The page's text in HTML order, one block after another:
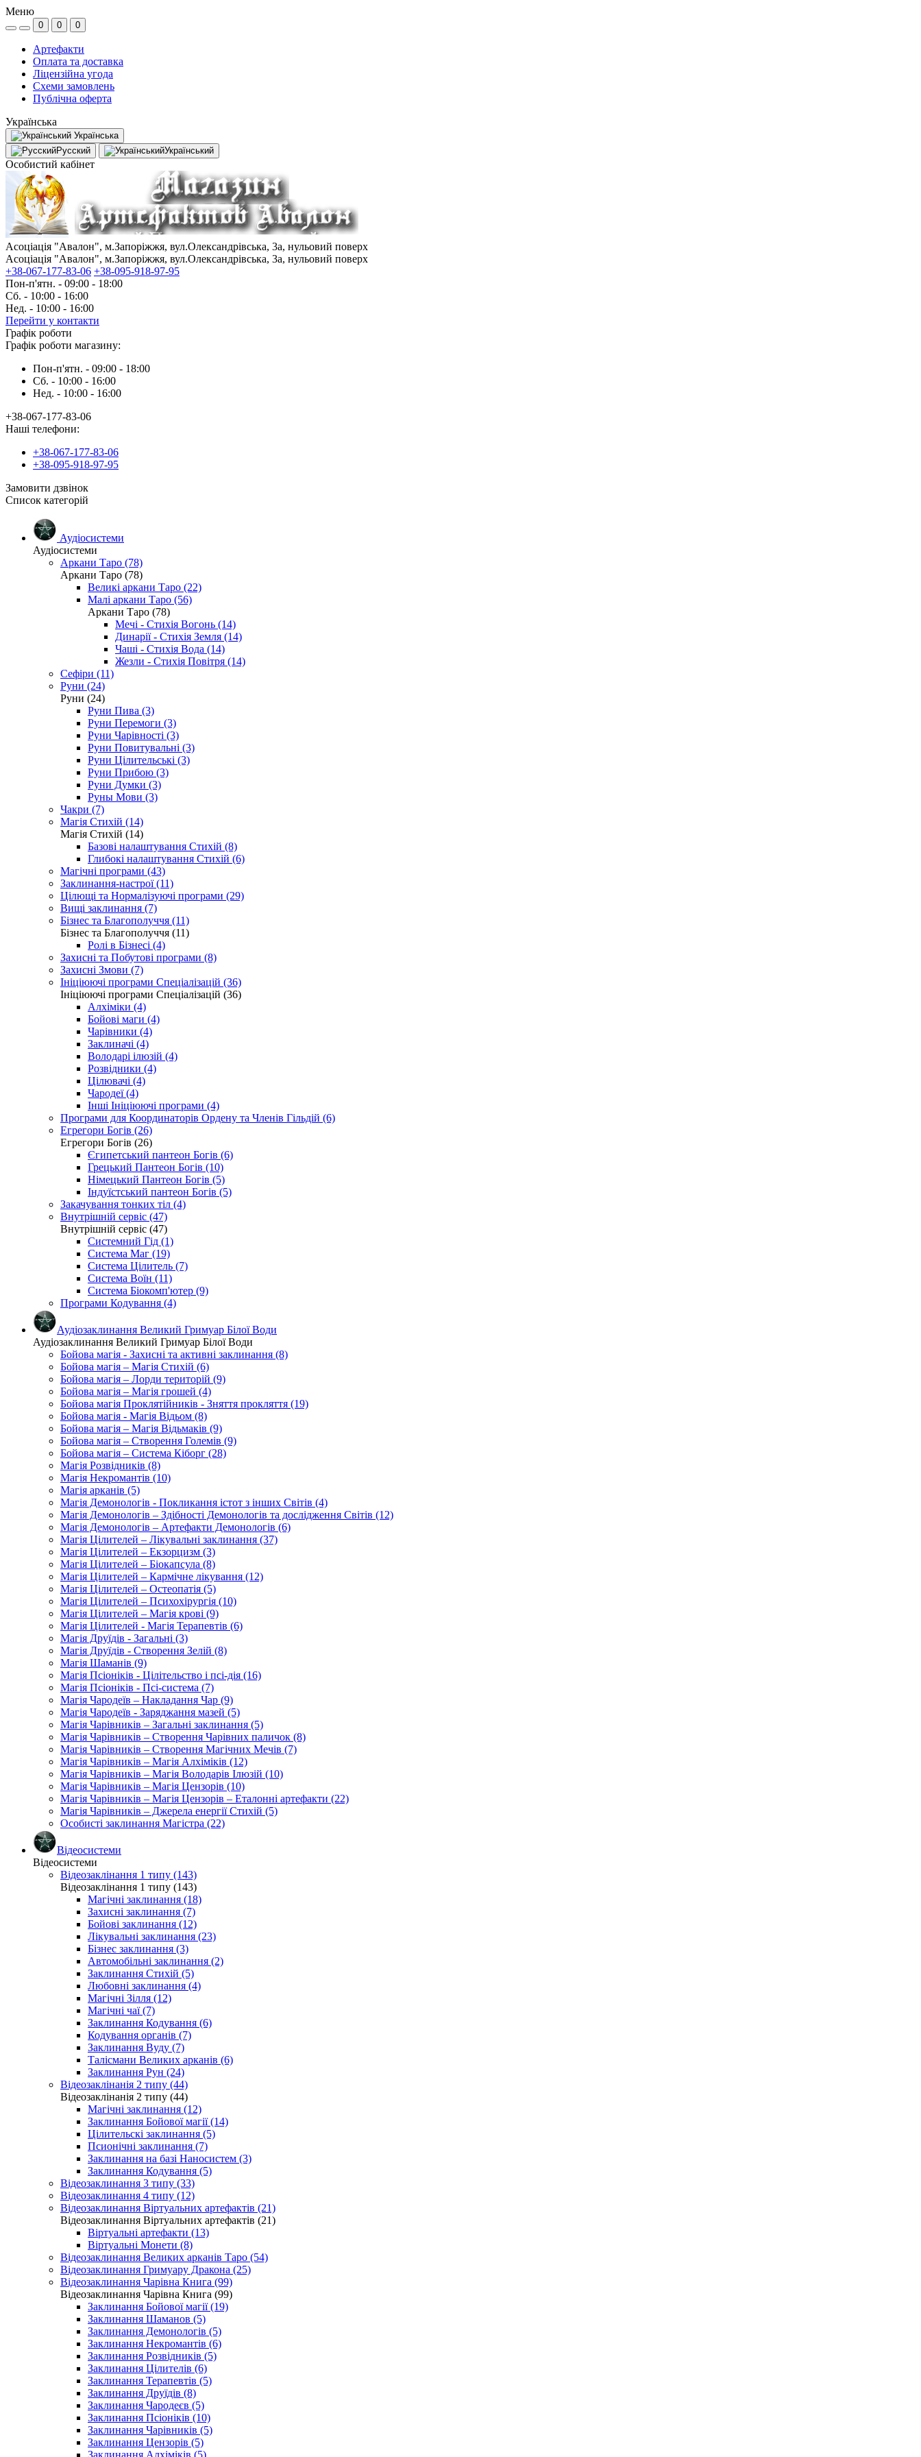
Меню
0 0 0
Артефакти
Оплата та доставка
Ліцензійна угода
Схеми замовлень
Публічна оферта
Українська
Українська
Русский
Український
Особистий кабінет
Асоціація "Авалон", м.Запоріжжя, вул.Олександрівська, 3а, нульовий поверх
Асоціація "Авалон", м.Запоріжжя, вул.Олександрівська, 3а, нульовий поверх
+38-067-177-83-06 +38-095-918-97-95
Пон-п'ятн. - 09:00 - 18:00
Сб. - 10:00 - 16:00
Нед. - 10:00 - 16:00
Перейти у контакти
Графік роботи
Графік роботи магазину:
Пон-п'ятн. - 09:00 - 18:00
Сб. - 10:00 - 16:00
Нед. - 10:00 - 16:00
+38-067-177-83-06
Наші телефони:
+38-067-177-83-06
+38-095-918-97-95
Замовити дзвінок
Список категорій
Аудіосистеми
Аудіосистеми
Аркани Таро (78)
Аркани Таро (78)
Великі аркани Таро (22)
Малі аркани Таро (56)
Аркани Таро (78)
Мечі - Стихія Вогонь (14)
Динарії - Стихія Земля (14)
Чаші - Стихія Вода (14)
Жезли - Стихія Повітря (14)
Сефіри (11)
Руни (24)
Руни (24)
Руни Пива (3)
Руни Перемоги (3)
Руни Чарівності (3)
Руни Повитувальні (3)
Руни Цілительські (3)
Руни Прибою (3)
Руни Думки (3)
Руны Мови (3)
Чакри (7)
Магія Стихій (14)
Магія Стихій (14)
Базові налаштування Стихій (8)
Глибокі налаштування Стихій (6)
Магічні програми (43)
Заклинання-настрої (11)
Цілющі та Нормалізуючі програми (29)
Вищі заклинання (7)
Бізнес та Благополуччя (11)
Бізнес та Благополуччя (11)
Ролі в Бізнесі (4)
Захисні та Побутові програми (8)
Захисні Змови (7)
Ініціюючі програми Спеціалізацій (36)
Ініціюючі програми Спеціалізацій (36)
Алхіміки (4)
Бойові маги (4)
Чарівники (4)
Заклиначі (4)
Володарі ілюзій (4)
Розвідники (4)
Цілювачі (4)
Чародеї (4)
Інші Ініціюючі програми (4)
Програми для Координаторів Ордену та Членів Гільдій (6)
Егрегори Богів (26)
Егрегори Богів (26)
Єгипетський пантеон Богів (6)
Грецький Пантеон Богів (10)
Німецький Пантеон Богів (5)
Індуїстський пантеон Богів (5)
Закачування тонких тіл (4)
Внутрішній сервіс (47)
Внутрішній сервіс (47)
Системний Гід (1)
Система Маг (19)
Система Цілитель (7)
Система Воїн (11)
Система Біокомп'ютер (9)
Програми Кодування (4)
Аудіозаклинання Великий Гримуар Білої Води
Аудіозаклинання Великий Гримуар Білої Води
Бойова магія - Захисні та активні заклинання (8)
Бойова магія – Магія Стихій (6)
Бойова магія – Лорди територій (9)
Бойова магія – Магія грошей (4)
Бойова магія Проклятійників - Зняття прокляття (19)
Бойова магія - Магія Відьом (8)
Бойова магія – Магія Відьмаків (9)
Бойова магія – Створення Големів (9)
Бойова магія – Система Кіборг (28)
Магія Розвідників (8)
Магія Некромантів (10)
Магія арканів (5)
Магія Демонологів - Покликання істот з інших Світів (4)
Магія Демонологів – Здібності Демонологів та дослідження Світів (12)
Магія Демонологів – Артефакти Демонологів (6)
Магія Цілителей – Лікувальні заклинання (37)
Магія Цілителей – Екзорцизм (3)
Магія Цілителей – Біокапсула (8)
Магія Цілителей – Кармічне лікування (12)
Магія Цілителей – Остеопатія (5)
Магія Цілителей – Психохірургія (10)
Магія Цілителей – Магія крові (9)
Магія Цілителей - Магія Терапевтів (6)
Магія Друїдів - Загальні (3)
Магія Друїдів - Створення Зелій (8)
Магія Шаманів (9)
Магія Псіоніків - Цілітельство і псі-дія (16)
Магія Псіоніків - Псі-система (7)
Магія Чародеїв – Накладання Чар (9)
Магія Чародеїв - Заряджання мазей (5)
Магія Чарівників – Загальні заклинання (5)
Магія Чарівників – Створення Чарівних паличок (8)
Магія Чарівників – Створення Магічних Мечів (7)
Магія Чарівників – Магія Алхіміків (12)
Магія Чарівників – Магія Володарів Ілюзій (10)
Магія Чарівників – Магія Цензорів (10)
Магія Чарівників – Магія Цензорів – Еталонні артефакти (22)
Магія Чарівників – Джерела енергії Стихій (5)
Особисті заклинання Магістра (22)
Відеосистеми
Відеосистеми
Відеозаклінання 1 типу (143)
Відеозаклінання 1 типу (143)
Магічні заклинання (18)
Захисні заклинання (7)
Бойові заклинання (12)
Лікувальні заклинання (23)
Бізнес заклинання (3)
Автомобільні заклинання (2)
Заклинання Стихій (5)
Любовні заклинання (4)
Магічні Зілля (12)
Магічні чаї (7)
Заклинання Кодування (6)
Кодування органів (7)
Заклинання Вуду (7)
Талісмани Великих арканів (6)
Заклинання Рун (24)
Відеозаклінанія 2 типу (44)
Відеозаклінанія 2 типу (44)
Магічні заклинання (12)
Заклинання Бойової магії (14)
Цілительскі заклинання (5)
Псионічні заклинання (7)
Заклинання на базі Наносистем (3)
Заклинання Кодування (5)
Відеозаклинання 3 типу (33)
Відеозаклинання 4 типу (12)
Відеозаклинання Віртуальних артефактів (21)
Відеозаклинання Віртуальних артефактів (21)
Віртуальні артефакти (13)
Віртуальні Монети (8)
Відеозаклинання Великих арканів Таро (54)
Відеозаклинання Гримуару Дракона (25)
Відеозаклинання Чарівна Книга (99)
Відеозаклинання Чарівна Книга (99)
Заклинання Бойової магії (19)
Заклинання Шаманов (5)
Заклинання Демонологів (5)
Заклинання Некромантів (6)
Заклинання Розвідників (5)
Заклинання Цілителів (6)
Заклинання Терапевтів (5)
Заклинання Друїдів (8)
Заклинання Чародеєв (5)
Заклинання Псіоніків (10)
Заклинання Чарівників (5)
Заклинання Цензорів (5)
Заклинання Алхіміків (5)